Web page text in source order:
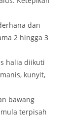
dan
2 hingga 3
halia diikuti
kunyit,
bawang
terpisah